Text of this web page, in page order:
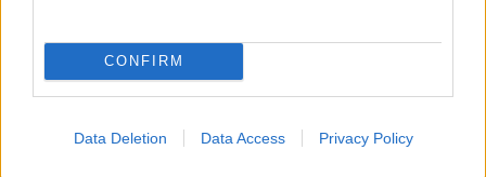
CONFIRM
Data Deletion Data Access Privacy Policy